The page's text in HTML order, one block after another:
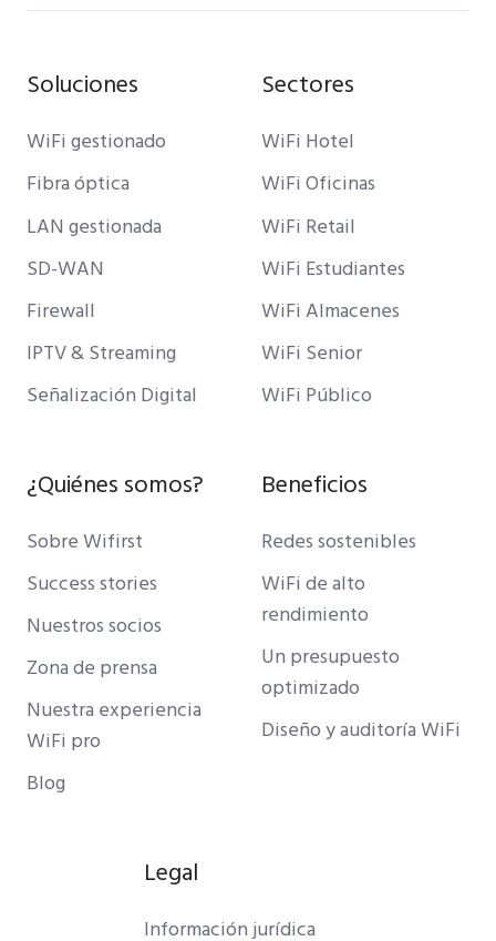
Soluciones
WiFi gestionado
Fibra óptica
LAN gestionada
SD-WAN
Firewall
IPTV & Streaming
Señalización Digital
Sectores
WiFi Hotel
WiFi Oficinas
WiFi Retail
WiFi Estudiantes
WiFi Almacenes
WiFi Senior
WiFi Público
¿Quiénes somos?
Sobre Wifirst
Success stories
Nuestros socios
Zona de prensa
Nuestra experiencia
WiFi pro
Blog
Beneficios
Redes sostenibles
WiFi de alto
rendimiento
Un presupuesto
optimizado
Diseño y auditoría WiFi
Legal
Información jurídica